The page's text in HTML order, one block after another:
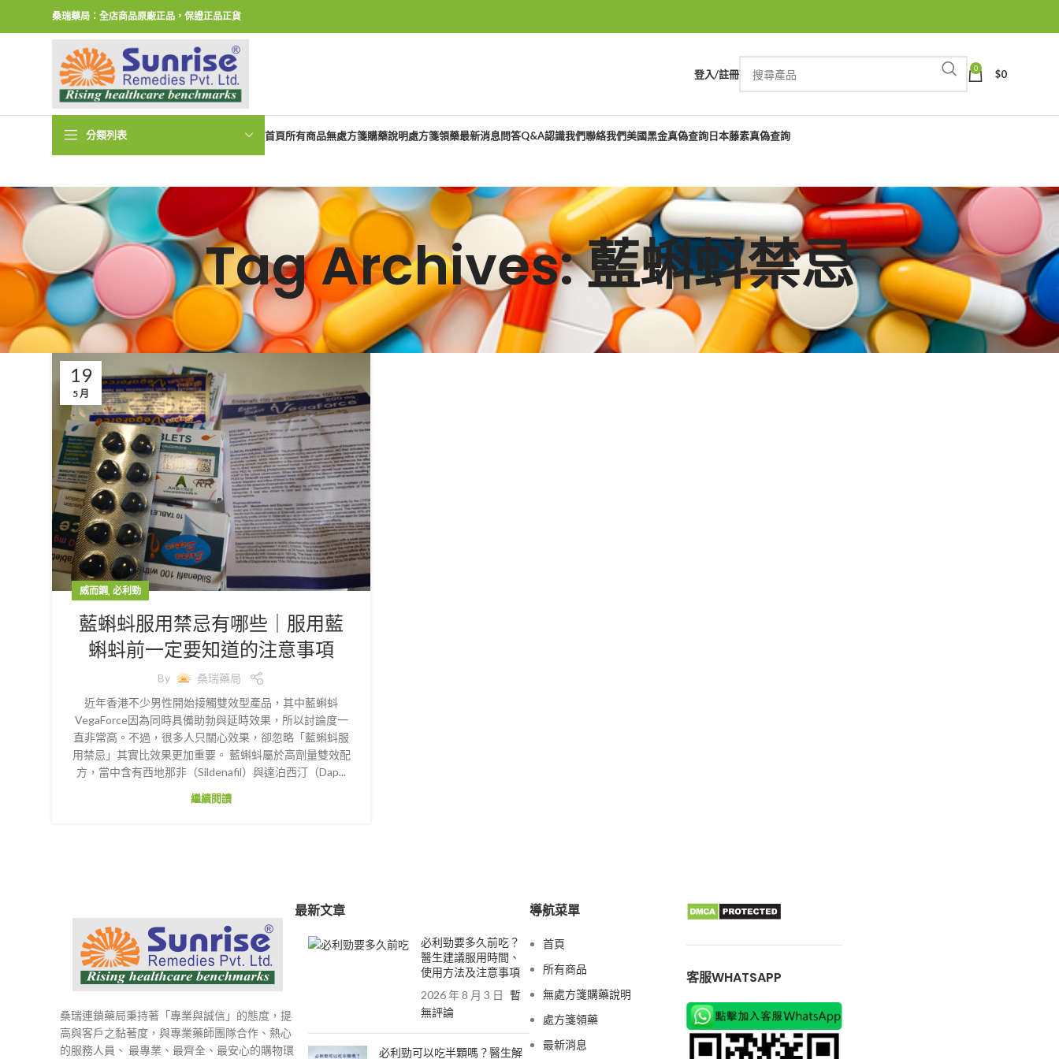
桑瑞藥局：全店商品原廠正品，保證正品正貨
登入/註冊 0 $0
分類列表 首頁所有商品無處方箋購藥說明處方箋領藥最新消息問答Q&A認識我們聯絡我們美國黑金真偽查詢日本藤素真偽查詢
Tag Archives: 藍蝌蚪禁忌
19
5 月
威而鋼, 必利勁
藍蝌蚪服用禁忌有哪些｜服用藍
蝌蚪前一定要知道的注意事項
By
桑瑞藥局
近年香港不少男性開始接觸雙效型產品，其中藍蝌蚪
VegaForce因為同時具備助勃與延時效果，所以討論度一
直非常高。不過，很多人只關心效果，卻忽略「藍蝌蚪服
用禁忌」其實比效果更加重要。 藍蝌蚪屬於高劑量雙效配
方，當中含有西地那非（Sildenafil）與達泊西汀（Dap...
繼續閱讀
桑瑞連鎖藥局秉持著「專業與誠信」的態度，提
高與客戶之黏著度，與專業藥師團隊合作、熱心
的服務人員、 最專業、最齊全、最安心的購物環
最新文章
必利勁要多久前吃？
醫生建議服用時間、
使用方法及注意事項
2026 年 8 月 3 日 暫
無評論
必利勁可以吃半顆嗎？醫生解
導航菜單
首頁
所有商品
無處方箋購藥說明
處方箋領藥
最新消息
客服WHATSAPP